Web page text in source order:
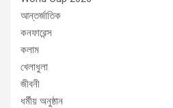
আন্তর্জাতিক
কনফারেন্স
কলাম
খেলাধুলা
জীবনী
ধর্মীয় অনুষ্ঠান